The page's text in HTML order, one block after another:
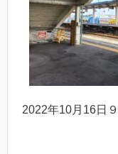
2022年10月16日